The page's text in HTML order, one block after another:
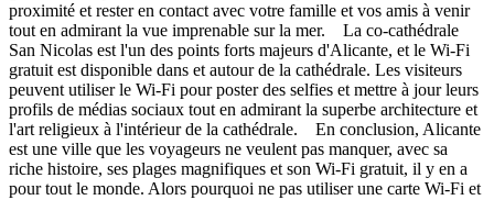
proximité et rester en contact avec votre famille et vos amis à venir
tout en admirant la vue imprenable sur la mer. La co-cathédrale
San Nicolas est l'un des points forts majeurs d'Alicante, et le Wi-Fi
gratuit est disponible dans et autour de la cathédrale. Les visiteurs
peuvent utiliser le Wi-Fi pour poster des selfies et mettre à jour leurs
profils de médias sociaux tout en admirant la superbe architecture et
l'art religieux à l'intérieur de la cathédrale. En conclusion, Alicante
est une ville que les voyageurs ne veulent pas manquer, avec sa
riche histoire, ses plages magnifiques et son Wi-Fi gratuit, il y en a
pour tout le monde. Alors pourquoi ne pas utiliser une carte Wi-Fi et